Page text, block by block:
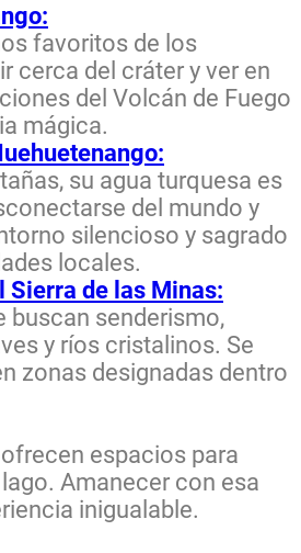
favoritos de los
cerca del cráter y ver en
del Volcán de Fuego
mágica.
su agua turquesa es
del mundo y
silencioso y sagrado
locales.
Sierra de las Minas:
buscan senderismo,
y ríos cristalinos. Se
zonas designadas dentro
espacios para
Amanecer con esa
inigualable.